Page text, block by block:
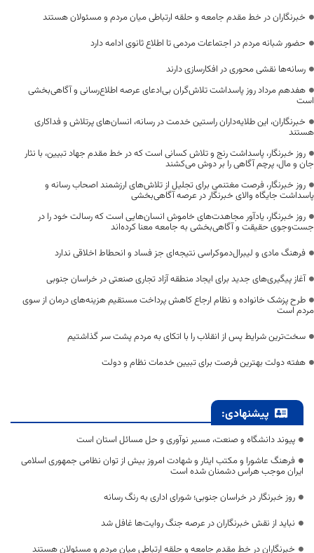
خبرنگاران در خط مقدم جامعه و حلقه ارتباطی میان مردم و مسئولان هستند
حضور شبانه مردم در اجتماعات مردمی تا اطلاع ثانوی ادامه دارد
رسانه‌ها نقشی محوری در افکارسازی دارند
هفدهم مرداد روز پاسداشت تلاش‌گران بی‌ادعای عرصه اطلاع‌رسانی و آگاهی‌بخشی
است
خبرنگاران، این طلایه‌داران راستین خدمت در رسانه، انسان‌های پرتلاش و فداکاری
هستند
روز خبرنگار، پاسداشت رنج و تلاش کسانی است که در خط مقدم جهاد تبیین، با نثار
جان و مال، پرچم آگاهی را بر دوش می‌کشند
روز خبرنگار، فرصت مغتنمی برای تجلیل از تلاش‌های ارزشمند اصحاب رسانه و
پاسداشت جایگاه والای خبرنگار در عرصه آگاهی‌بخشی
روز خبرنگار، یادآور مجاهدت‌های خاموش انسان‌هایی است که رسالت خود را در
جست‌وجوی حقیقت و آگاهی‌بخشی به جامعه معنا کرده‌اند
فرهنگ مادی و لیبرال‌دموکراسی نتیجه‌ای جز فساد و انحطاط اخلاقی ندارد
آغاز پیگیری‌های جدید برای ایجاد منطقه آزاد تجاری صنعتی در خراسان جنوبی
طرح پزشک خانواده و نظام ارجاع کاهش پرداخت مستقیم هزینه‌های درمان از سوی
مردم است
سخت‌ترین شرایط پس از انقلاب را با اتکای به مردم پشت سر گذاشتیم
هفته دولت بهترین فرصت برای تبیین خدمات نظام و دولت
پیشنهادی:
پیوند دانشگاه و صنعت، مسیر نوآوری و حل مسائل استان است
فرهنگ عاشورا و مکتب ایثار و شهادت امروز بیش از توان نظامی جمهوری اسلامی
ایران موجب هراس دشمنان شده است
روز خبرنگار در خراسان جنوبی؛ شورای اداری به رنگ رسانه
نباید از نقش خبرنگاران در عرصه جنگ روایت‌ها غافل شد
خبرنگاران در خط مقدم جامعه و حلقه ارتباطی میان مردم و مسئولان هستند